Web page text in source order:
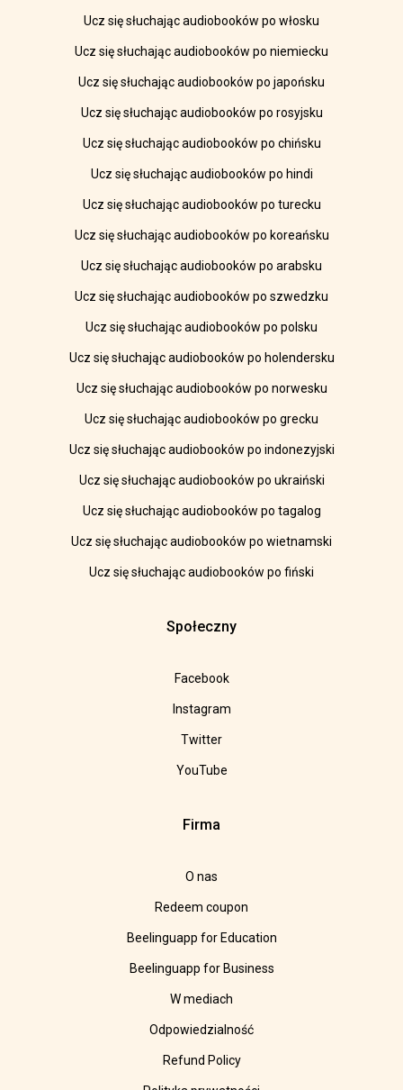
Ucz się słuchając audiobooków po włosku
Ucz się słuchając audiobooków po niemiecku
Ucz się słuchając audiobooków po japońsku
Ucz się słuchając audiobooków po rosyjsku
Ucz się słuchając audiobooków po chińsku
Ucz się słuchając audiobooków po hindi
Ucz się słuchając audiobooków po turecku
Ucz się słuchając audiobooków po koreańsku
Ucz się słuchając audiobooków po arabsku
Ucz się słuchając audiobooków po szwedzku
Ucz się słuchając audiobooków po polsku
Ucz się słuchając audiobooków po holendersku
Ucz się słuchając audiobooków po norwesku
Ucz się słuchając audiobooków po grecku
Ucz się słuchając audiobooków po indonezyjski
Ucz się słuchając audiobooków po ukraiński
Ucz się słuchając audiobooków po tagalog
Ucz się słuchając audiobooków po wietnamski
Ucz się słuchając audiobooków po fiński
Społeczny
Facebook
Instagram
Twitter
YouTube
Firma
O nas
Redeem coupon
Beelinguapp for Education
Beelinguapp for Business
W mediach
Odpowiedzialność
Refund Policy